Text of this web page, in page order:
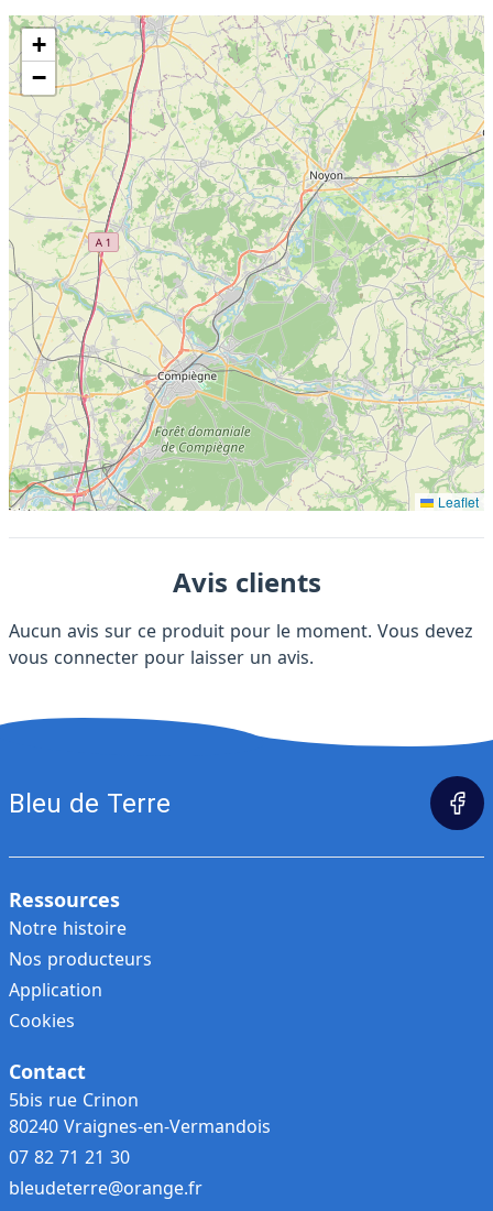
+
−
Leaflet
Avis clients
Aucun avis sur ce produit pour le moment. Vous devez
vous connecter pour laisser un avis.
Bleu de Terre
Ressources
Notre histoire
Nos producteurs
Application
Cookies
Contact
5bis rue Crinon
80240 Vraignes-en-Vermandois
07 82 71 21 30
bleudeterre@orange.fr